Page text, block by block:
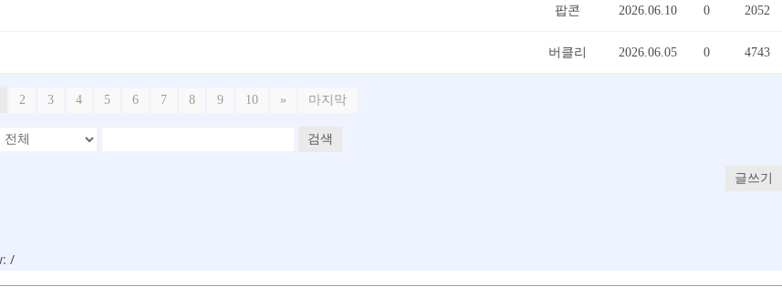
팝콘 2026.06.10 0 2052
버클리 2026.06.05 0 4743
2 3 4 5 6 7 8 9 10 » 마지막
검색
글쓰기
/